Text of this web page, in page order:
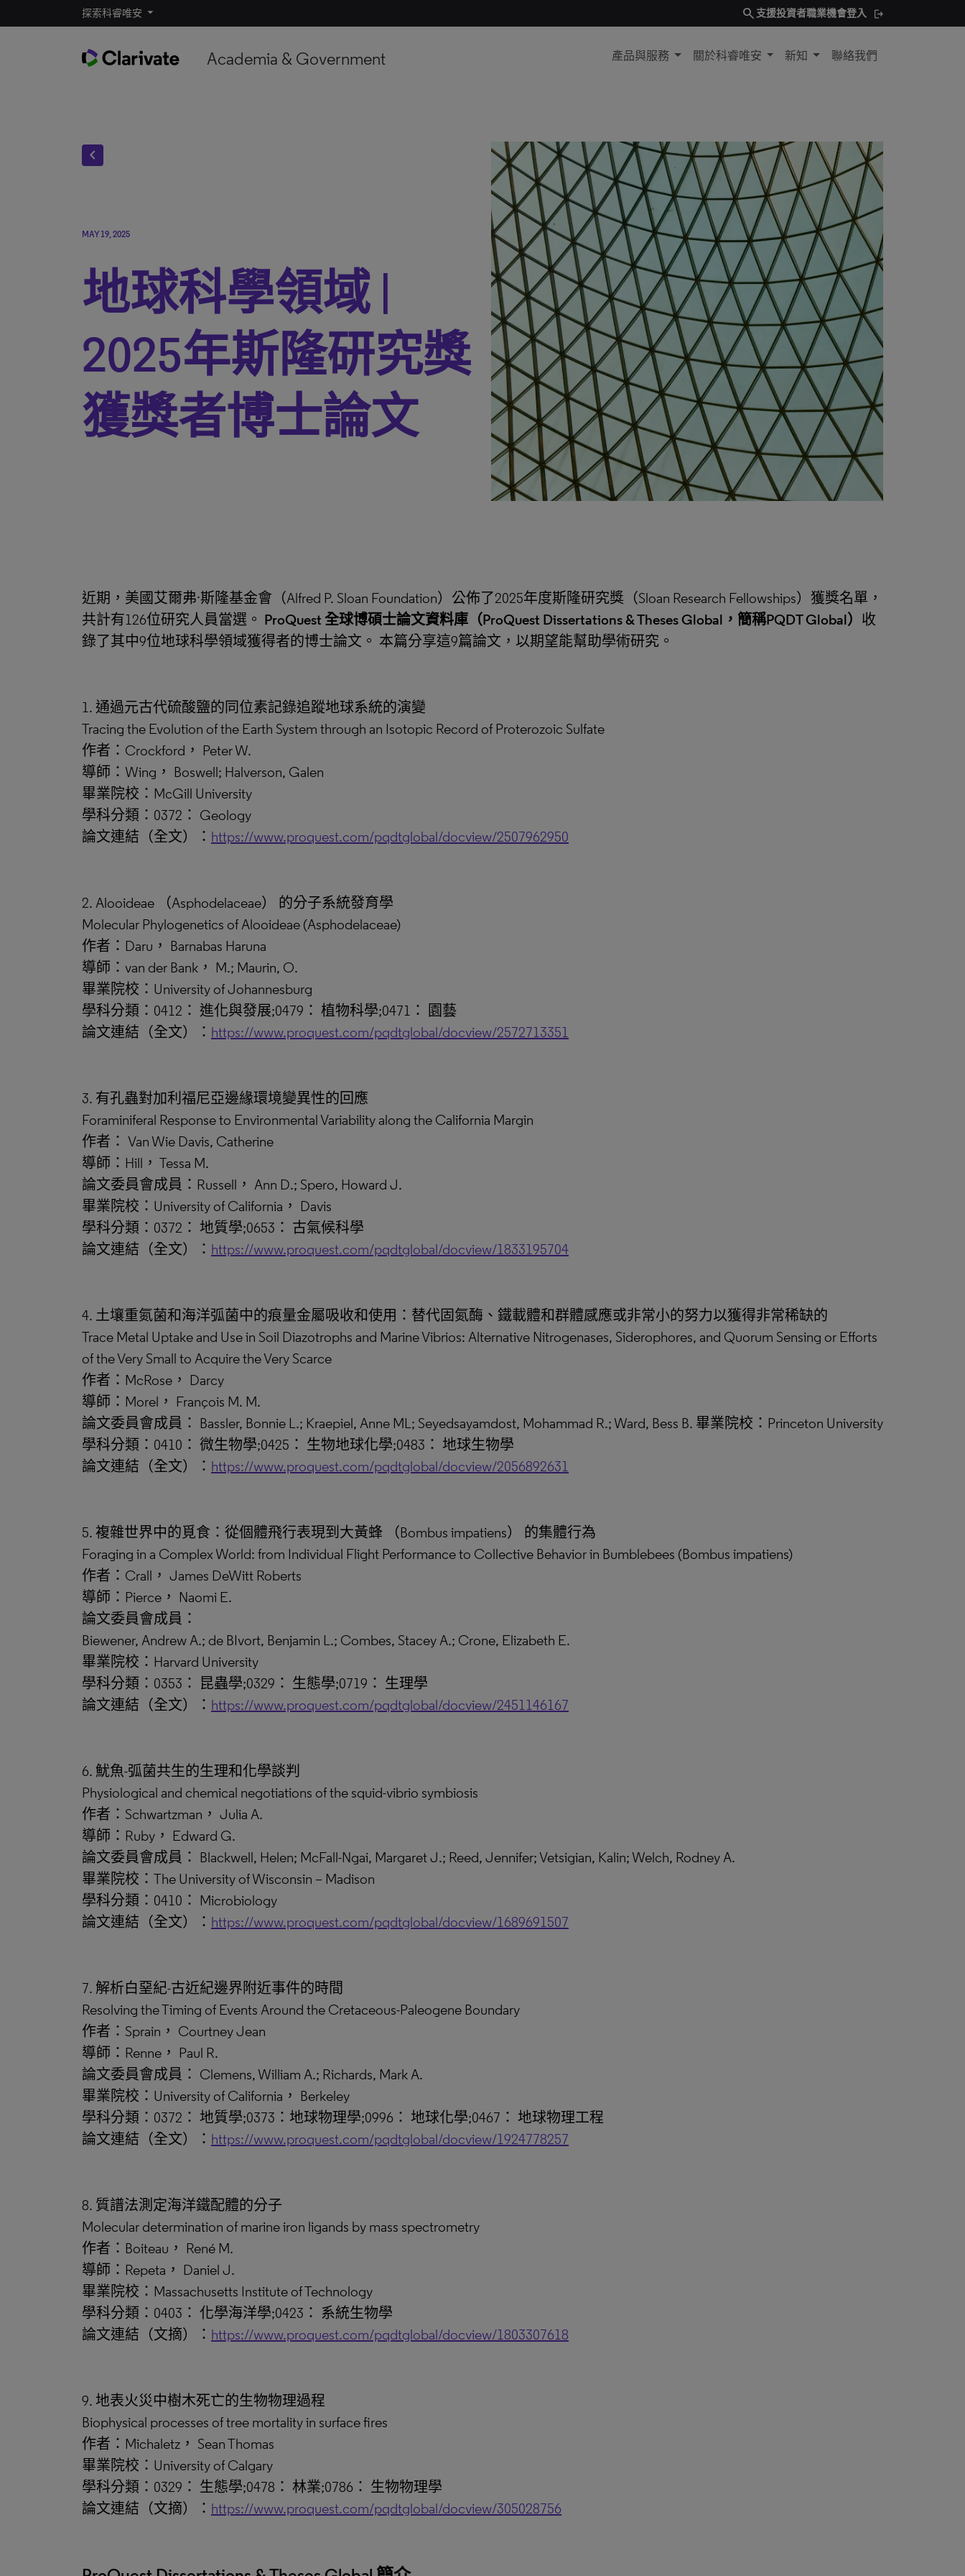
探索科睿唯安 search 支援投資者職業機會登入
Academia & Government 產品與服務 關於科睿唯安 新知 聯絡我們
chevron_left
MAY 19, 2025
地球科學領域 |
2025年斯隆研究獎
獲獎者博士論文
近期，美國艾爾弗·斯隆基金會（Alfred P. Sloan Foundation）公佈了2025年度斯隆研究獎（Sloan Research Fellowships）獲獎名單，
共計有126位研究人員當選。 ProQuest 全球博碩士論文資料庫（ProQuest Dissertations & Theses Global，簡稱PQDT Global） 收
錄了其中9位地球科學領域獲得者的博士論文。 本篇分享這9篇論文，以期望能幫助學術研究。
1. 通過元古代硫酸鹽的同位素記錄追蹤地球系統的演變
Tracing the Evolution of the Earth System through an Isotopic Record of Proterozoic Sulfate
作者：Crockford， Peter W.
導師：Wing， Boswell; Halverson, Galen
畢業院校：McGill University
學科分類：0372： Geology
論文連結（全文）： https://www.proquest.com/pqdtglobal/docview/2507962950
2. Alooideae （Asphodelaceae） 的分子系統發育學
Molecular Phylogenetics of Alooideae (Asphodelaceae)
作者：Daru， Barnabas Haruna
導師：van der Bank， M.; Maurin, O.
畢業院校：University of Johannesburg
學科分類：0412： 進化與發展;0479： 植物科學;0471： 園藝
論文連結（全文）： https://www.proquest.com/pqdtglobal/docview/2572713351
3. 有孔蟲對加利福尼亞邊緣環境變異性的回應
Foraminiferal Response to Environmental Variability along the California Margin
作者： Van Wie Davis, Catherine
導師：Hill， Tessa M.
論文委員會成員：Russell， Ann D.; Spero, Howard J.
畢業院校：University of California， Davis
學科分類：0372： 地質學;0653： 古氣候科學
論文連結（全文）： https://www.proquest.com/pqdtglobal/docview/1833195704
4. 土壤重氮菌和海洋弧菌中的痕量金屬吸收和使用：替代固氮酶、鐵載體和群體感應或非常小的努力以獲得非常稀缺的
Trace Metal Uptake and Use in Soil Diazotrophs and Marine Vibrios: Alternative Nitrogenases, Siderophores, and Quorum Sensing or Efforts
of the Very Small to Acquire the Very Scarce
作者：McRose， Darcy
導師：Morel， François M. M.
論文委員會成員： Bassler, Bonnie L.; Kraepiel, Anne ML; Seyedsayamdost, Mohammad R.; Ward, Bess B. 畢業院校：Princeton University
學科分類：0410： 微生物學;0425： 生物地球化學;0483： 地球生物學
論文連結（全文）： https://www.proquest.com/pqdtglobal/docview/2056892631
5. 複雜世界中的覓食：從個體飛行表現到大黃蜂 （Bombus impatiens） 的集體行為
Foraging in a Complex World: from Individual Flight Performance to Collective Behavior in Bumblebees (Bombus impatiens)
作者：Crall， James DeWitt Roberts
導師：Pierce， Naomi E.
論文委員會成員：
Biewener, Andrew A.; de BIvort, Benjamin L.; Combes, Stacey A.; Crone, Elizabeth E.
畢業院校：Harvard University
學科分類：0353： 昆蟲學;0329： 生態學;0719： 生理學
論文連結（全文）： https://www.proquest.com/pqdtglobal/docview/2451146167
6. 魷魚-弧菌共生的生理和化學談判
Physiological and chemical negotiations of the squid-vibrio symbiosis
作者：Schwartzman， Julia A.
導師：Ruby， Edward G.
論文委員會成員： Blackwell, Helen; McFall-Ngai, Margaret J.; Reed, Jennifer; Vetsigian, Kalin; Welch, Rodney A.
畢業院校：The University of Wisconsin – Madison
學科分類：0410： Microbiology
論文連結（全文）： https://www.proquest.com/pqdtglobal/docview/1689691507
7. 解析白堊紀-古近紀邊界附近事件的時間
Resolving the Timing of Events Around the Cretaceous-Paleogene Boundary
作者：Sprain， Courtney Jean
導師：Renne， Paul R.
論文委員會成員： Clemens, William A.; Richards, Mark A.
畢業院校：University of California， Berkeley
學科分類：0372： 地質學;0373：地球物理學;0996： 地球化學;0467： 地球物理工程
論文連結（全文）： https://www.proquest.com/pqdtglobal/docview/1924778257
8. 質譜法測定海洋鐵配體的分子
Molecular determination of marine iron ligands by mass spectrometry
作者：Boiteau， René M.
導師：Repeta， Daniel J.
畢業院校：Massachusetts Institute of Technology
學科分類：0403： 化學海洋學;0423： 系統生物學
論文連結（文摘）： https://www.proquest.com/pqdtglobal/docview/1803307618
9. 地表火災中樹木死亡的生物物理過程
Biophysical processes of tree mortality in surface fires
作者：Michaletz， Sean Thomas
畢業院校：University of Calgary
學科分類：0329： 生態學;0478： 林業;0786： 生物物理學
論文連結（文摘）： https://www.proquest.com/pqdtglobal/docview/305028756